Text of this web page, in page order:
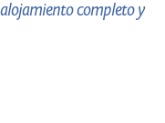
alojamiento completo y